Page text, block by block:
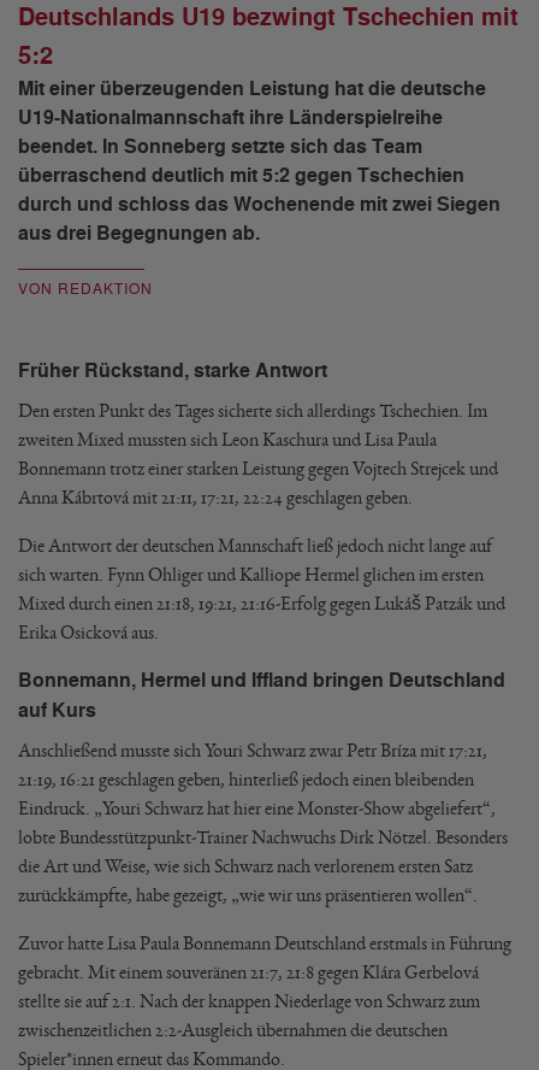
Deutschlands U19 bezwingt Tschechien mit
5:2
Mit einer überzeugenden Leistung hat die deutsche
U19-Nationalmannschaft ihre Länderspielreihe
beendet. In Sonneberg setzte sich das Team
überraschend deutlich mit 5:2 gegen Tschechien
durch und schloss das Wochenende mit zwei Siegen
aus drei Begegnungen ab.
VON REDAKTION
Früher Rückstand, starke Antwort
Den ersten Punkt des Tages sicherte sich allerdings Tschechien. Im
zweiten Mixed mussten sich Leon Kaschura und Lisa Paula
Bonnemann trotz einer starken Leistung gegen Vojtech Strejcek und
Anna Kábrtová mit 21:11, 17:21, 22:24 geschlagen geben.
Die Antwort der deutschen Mannschaft ließ jedoch nicht lange auf
sich warten. Fynn Ohliger und Kalliope Hermel glichen im ersten
Mixed durch einen 21:18, 19:21, 21:16-Erfolg gegen Lukáš Patzák und
Erika Osicková aus.
Bonnemann, Hermel und Iffland bringen Deutschland
auf Kurs
Anschließend musste sich Youri Schwarz zwar Petr Bríza mit 17:21,
21:19, 16:21 geschlagen geben, hinterließ jedoch einen bleibenden
Eindruck. „Youri Schwarz hat hier eine Monster-Show abgeliefert“,
lobte Bundesstützpunkt-Trainer Nachwuchs Dirk Nötzel. Besonders
die Art und Weise, wie sich Schwarz nach verlorenem ersten Satz
zurückkämpfte, habe gezeigt, „wie wir uns präsentieren wollen“.
Zuvor hatte Lisa Paula Bonnemann Deutschland erstmals in Führung
gebracht. Mit einem souveränen 21:7, 21:8 gegen Klára Gerbelová
stellte sie auf 2:1. Nach der knappen Niederlage von Schwarz zum
zwischenzeitlichen 2:2-Ausgleich übernahmen die deutschen
Spieler*innen erneut das Kommando.